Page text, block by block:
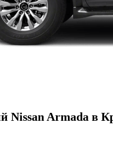
Nissan Armada в